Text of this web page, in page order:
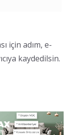
için adım, e-
kaydedilsin.